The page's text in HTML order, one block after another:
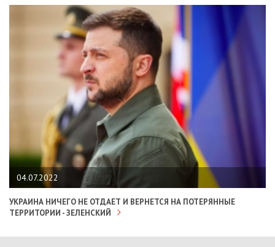
04.07.2022
УКРАИНА НИЧЕГО НЕ ОТДАЕТ И ВЕРНЕТСЯ НА ПОТЕРЯННЫЕ
ТЕРРИТОРИИ - ЗЕЛЕНСКИЙ